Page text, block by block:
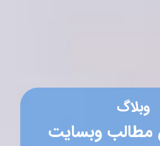
وبلاگ
مطالب وبسایت